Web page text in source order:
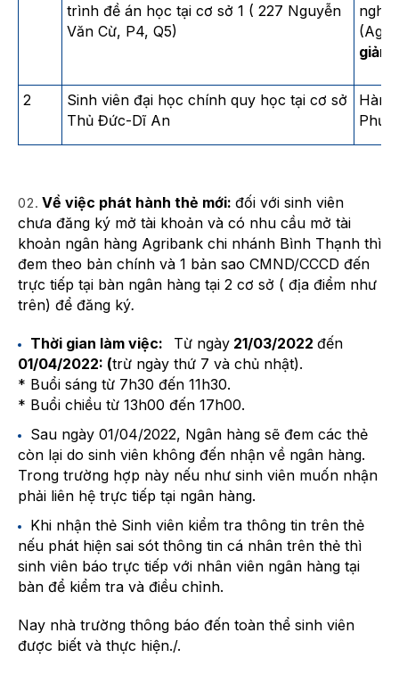
trình đề án học tại cơ sở 1 ( 227 Nguyễn
Văn Cừ, P4, Q5)
2
Sinh viên đại học chính quy học tại cơ sở
Thủ Đức-Dĩ An
Về việc phát hành thẻ mới: đối với sinh viên
chưa đăng ký mở tài khoản và có nhu cầu mở tài
khoản ngân hàng Agribank chi nhánh Bình Thạnh thì
đem theo bản chính và 1 bản sao CMND/CCCD đến
trực tiếp tại bàn ngân hàng tại 2 cơ sở ( địa điểm như
trên) để đăng ký.
Thời gian làm việc: Từ ngày 21/03/2022 đến
01/04/2022: (trừ ngày thứ 7 và chủ nhật).
* Buổi sáng từ 7h30 đến 11h30.
* Buổi chiều từ 13h00 đến 17h00.
Sau ngày 01/04/2022, Ngân hàng sẽ đem các thẻ
còn lại do sinh viên không đến nhận về ngân hàng.
Trong trường hợp này nếu như sinh viên muốn nhận
phải liên hệ trực tiếp tại ngân hàng.
Khi nhận thẻ Sinh viên kiểm tra thông tin trên thẻ
nếu phát hiện sai sót thông tin cá nhân trên thẻ thì
sinh viên báo trực tiếp với nhân viên ngân hàng tại
bàn để kiểm tra và điều chỉnh.
Nay nhà trường thông báo đến toàn thể sinh viên
được biết và thực hiện./.